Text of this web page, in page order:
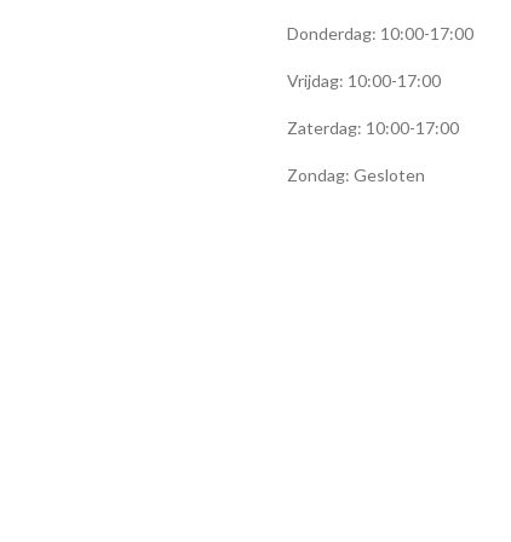
Donderdag: 10:00-17:00
Vrijdag: 10:00-17:00
Zaterdag: 10:00-17:00
Zondag: Gesloten